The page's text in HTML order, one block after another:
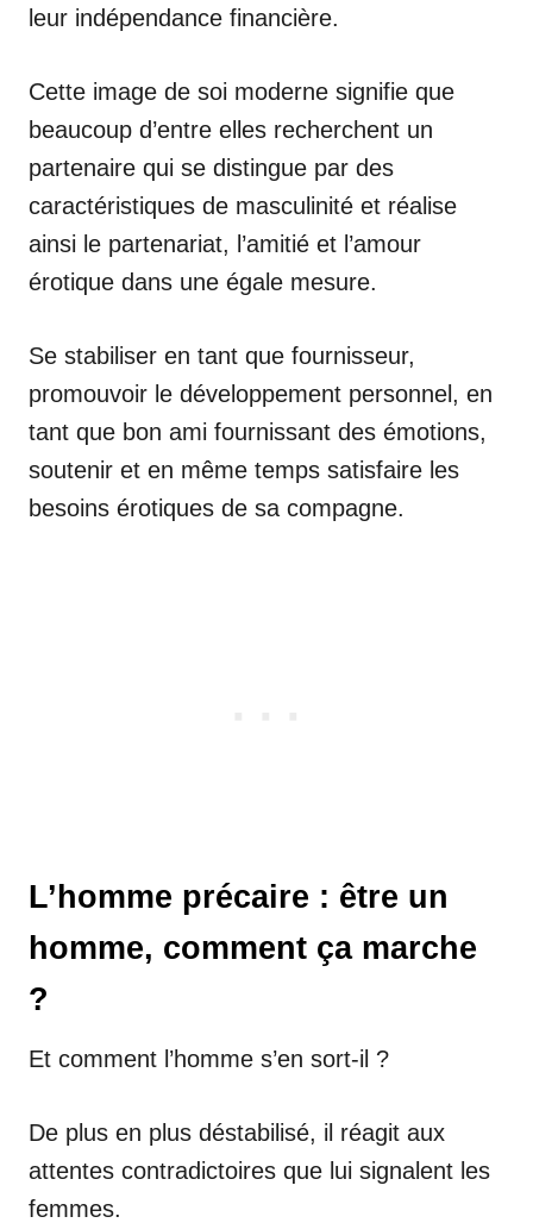
leur indépendance financière.
Cette image de soi moderne signifie que
beaucoup d’entre elles recherchent un
partenaire qui se distingue par des
caractéristiques de masculinité et réalise
ainsi le partenariat, l’amitié et l’amour
érotique dans une égale mesure.
Se stabiliser en tant que fournisseur,
promouvoir le développement personnel, en
tant que bon ami fournissant des émotions,
soutenir et en même temps satisfaire les
besoins érotiques de sa compagne.
L’homme précaire : être un
homme, comment ça marche
?
Et comment l’homme s’en sort-il ?
De plus en plus déstabilisé, il réagit aux
attentes contradictoires que lui signalent les
femmes.